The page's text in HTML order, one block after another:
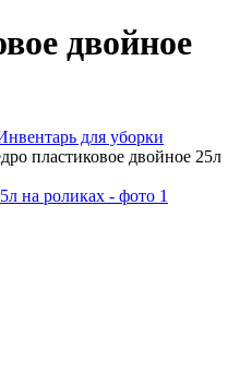
двойное
для уборки
пластиковое двойное 25л